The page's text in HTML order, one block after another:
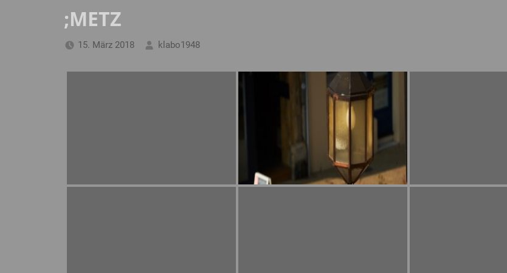
;METZ
15. März 2018 klabo1948